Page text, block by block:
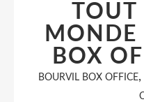
TOUT
BOX
BOURVIL BOX OFFICE,